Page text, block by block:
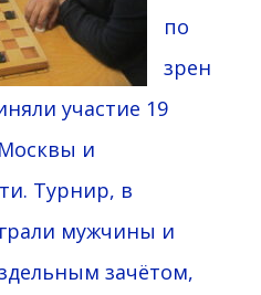
по
зрен
участие 19
и
Турнир, в
мужчины и
зачётом,